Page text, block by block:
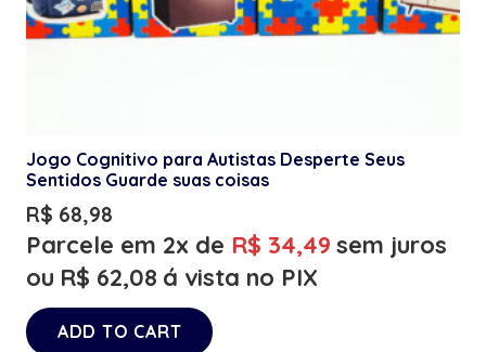
Jogo Cognitivo para Autistas Desperte Seus
Sentidos Guarde suas coisas
R$ 68,98
Parcele em 2x de R$ 34,49 sem juros
ou R$ 62,08 á vista no PIX
ADD TO CART